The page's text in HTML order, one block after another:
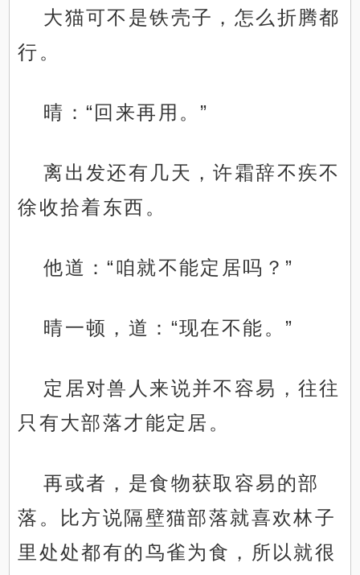
大猫可不是铁壳子，怎么折腾都
行。
晴：“回来再用。”
离出发还有几天，许霜辞不疾不
徐收拾着东西。
他道：“咱就不能定居吗？”
晴一顿，道：“现在不能。”
定居对兽人来说并不容易，往往
只有大部落才能定居。
再或者，是食物获取容易的部
落。比方说隔壁猫部落就喜欢林子
里处处都有的鸟雀为食，所以就很